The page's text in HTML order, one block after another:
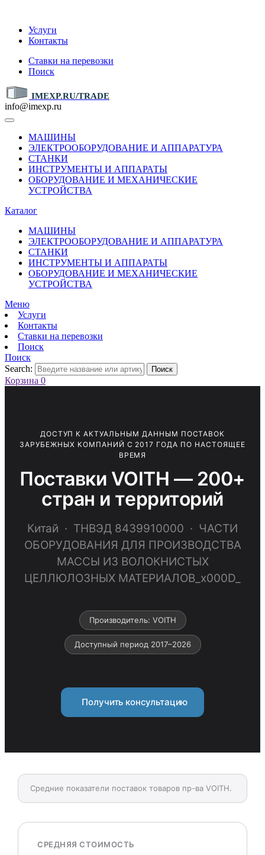
Услуги
Контакты
Ставки на перевозки
Поиск
IMEXP.RU/TRADE
info@imexp.ru
МАШИНЫ
ЭЛЕКТРООБОРУДОВАНИЕ И АППАРАТУРА
СТАНКИ
ИНСТРУМЕНТЫ И АППАРАТЫ
ОБОРУДОВАНИЕ И МЕХАНИЧЕСКИЕ
УСТРОЙСТВА
Каталог
МАШИНЫ
ЭЛЕКТРООБОРУДОВАНИЕ И АППАРАТУРА
СТАНКИ
ИНСТРУМЕНТЫ И АППАРАТЫ
ОБОРУДОВАНИЕ И МЕХАНИЧЕСКИЕ
УСТРОЙСТВА
Меню
Услуги
Контакты
Ставки на перевозки
Поиск
Поиск
Search:
Поиск
Корзина 0
ДОСТУП К АКТУАЛЬНЫМ ДАННЫМ ПОСТАВОК
ЗАРУБЕЖНЫХ КОМПАНИЙ С 2017 ГОДА ПО НАСТОЯЩЕЕ
ВРЕМЯ
Поставки VOITH — 200+
стран и территорий
Китай · ТНВЭД 8439910000 · ЧАСТИ
ОБОРУДОВАНИЯ ДЛЯ ПРОИЗВОДСТВА
МАССЫ ИЗ ВОЛОКНИСТЫХ
ЦЕЛЛЮЛОЗНЫХ МАТЕРИАЛОВ_x000D_
Производитель: VOITH
Доступный период 2017–2026
Получить консультацию
Средние показатели поставок товаров пр-ва VOITH.
СРЕДНЯЯ СТОИМОСТЬ